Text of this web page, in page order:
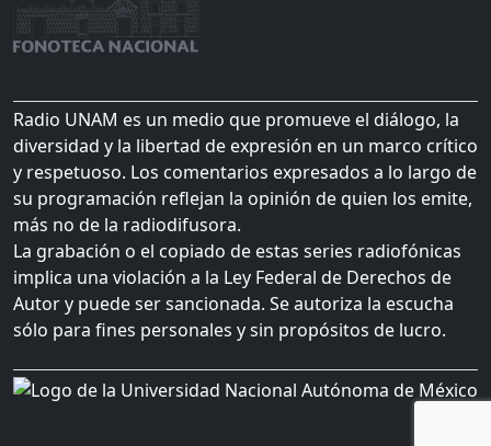
Radio UNAM es un medio que promueve el diálogo, la
diversidad y la libertad de expresión en un marco crítico
y respetuoso. Los comentarios expresados a lo largo de
su programación reflejan la opinión de quien los emite,
más no de la radiodifusora.
La grabación o el copiado de estas series radiofónicas
implica una violación a la Ley Federal de Derechos de
Autor y puede ser sancionada. Se autoriza la escucha
sólo para fines personales y sin propósitos de lucro.